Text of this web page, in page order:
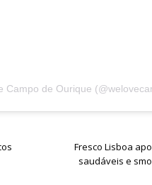
Fresco Lisboa
saudáveis e